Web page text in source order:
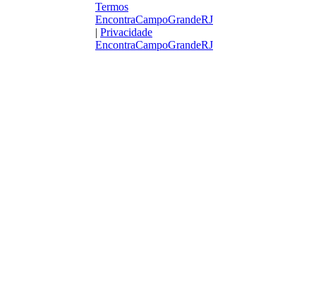
Termos
EncontraCampoGrandeRJ
| Privacidade
EncontraCampoGrandeRJ